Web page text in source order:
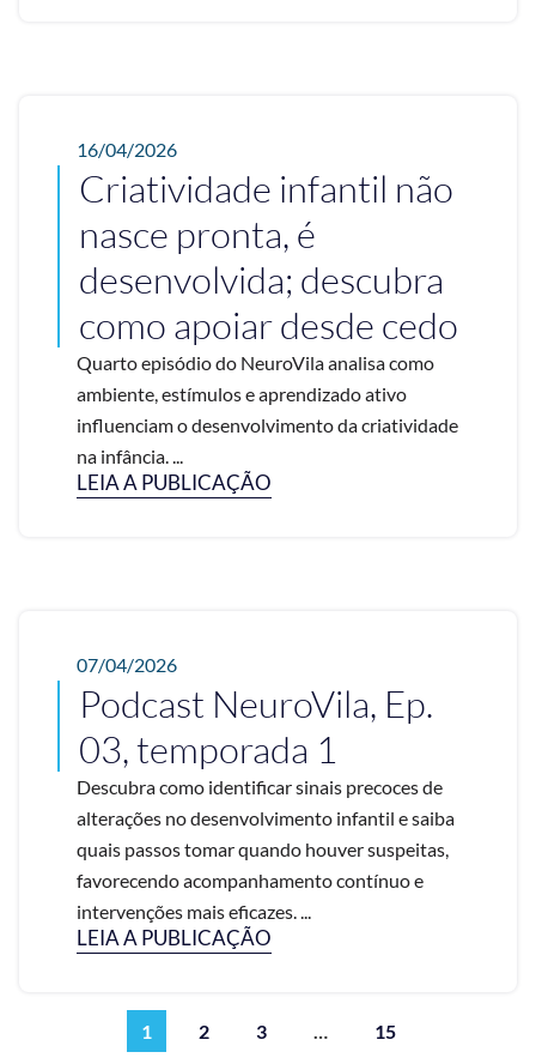
16/04/2026
Criatividade infantil não
nasce pronta, é
desenvolvida; descubra
como apoiar desde cedo
Quarto episódio do NeuroVila analisa como
ambiente, estímulos e aprendizado ativo
influenciam o desenvolvimento da criatividade
na infância. ...
LEIA A PUBLICAÇÃO
07/04/2026
Podcast NeuroVila, Ep.
03, temporada 1
Descubra como identificar sinais precoces de
alterações no desenvolvimento infantil e saiba
quais passos tomar quando houver suspeitas,
favorecendo acompanhamento contínuo e
intervenções mais eficazes. ...
LEIA A PUBLICAÇÃO
1 2 3 … 15